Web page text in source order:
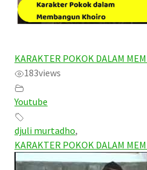
KARAKTER POKOK DALAM
183views
Youtube
djuli murtadho,
KARAKTER POKOK DALAM